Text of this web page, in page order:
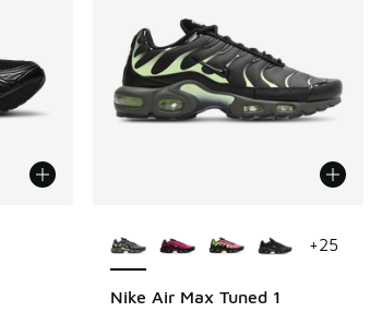
Nike Air Max Tuned 1
ÉCONOMISE 69 €
+25